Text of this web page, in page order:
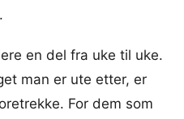
en del fra uke til uke.
man er ute etter, er
For dem som